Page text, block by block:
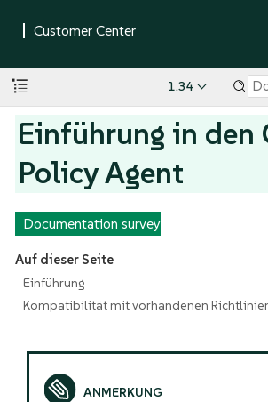
1.34
Einführung in den
Policy Agent
Documentation survey
Auf dieser Seite
Einführung
Kompatibilität mit vorhandenen